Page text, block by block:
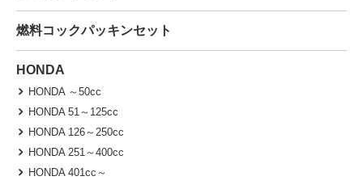
燃料コックパッキンセット
HONDA
HONDA ～50cc
HONDA 51～125cc
HONDA 126～250cc
HONDA 251～400cc
HONDA 401cc～